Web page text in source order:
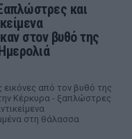
και
στον βυθό της
εικόνες από τον βυθό της
Κέρκυρα - ξαπλώστρες
στη θάλασσα